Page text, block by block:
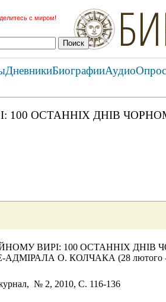
делитесь с миром!
ДневникиБиографииАудио
100 ОСТАННІХ ДНІВ
ВИРІ: 100 ОСТАННІХ ДНІВ
О. КОЛЧАКА (28 лютого - 7
№ 2, 2010, C. 116-136